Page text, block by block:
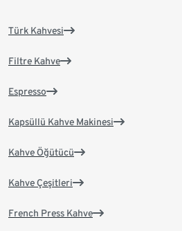
Türk Kahvesi
Filtre Kahve
Espresso
Kapsüllü Kahve Makinesi
Kahve Öğütücü
Kahve Çeşitleri
French Press Kahve